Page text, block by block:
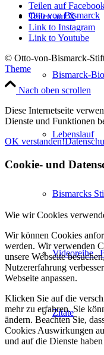
Otto von Bismarck
Bismarck-
Lebenslauf
Bismarcks
Videoreihe
Zitate
Teilen auf
Teilen auf X
Link to Instagram
Link to Youtube
© Otto-von-Bismarck-
Theme
Nach oben scrollen
Diese Internetseite
Dienste und Funktionen
OK verstanden!
Cookie- und
Wie wir Cookies
Wir können Cookies
werden. Wir verwenden
unsere Webseite
Nutzererfahrung
Webseite anpassen.
Klicken Sie auf die
mehr zu erfahren. Sie
ändern. Beachten Sie,
Cookies Auswirkungen
und auf die Dienste